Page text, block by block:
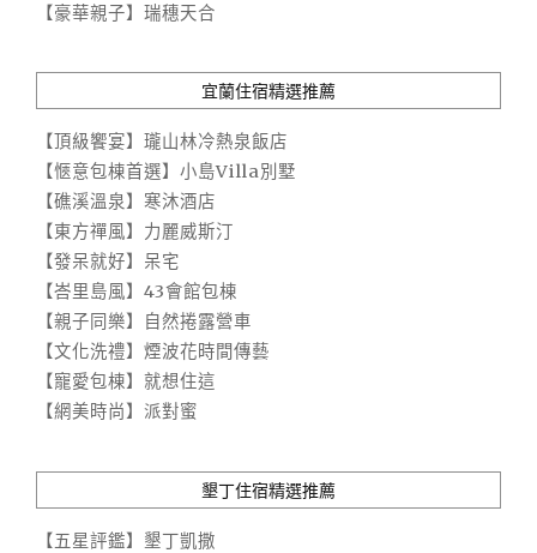
【豪華親子】瑞穗天合
宜蘭住宿精選推薦
【頂級饗宴】瓏山林冷熱泉飯店
【愜意包棟首選】小島Villa別墅
【礁溪溫泉】寒沐酒店
【東方禪風】力麗威斯汀
【發呆就好】呆宅
【峇里島風】43會館包棟
【親子同樂】自然捲露營車
【文化洗禮】煙波花時間傳藝
【寵愛包棟】就想住這
【網美時尚】派對蜜
墾丁住宿精選推薦
【五星評鑑】墾丁凱撒